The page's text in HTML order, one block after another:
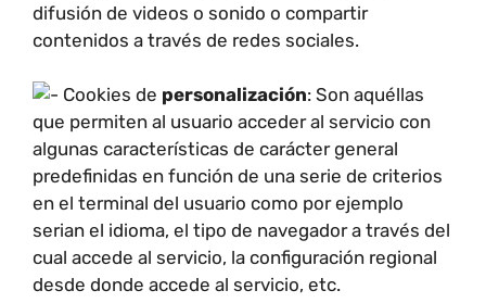
difusión de videos o sonido o compartir
contenidos a través de redes sociales.
Cookies de personalización: Son aquéllas
que permiten al usuario acceder al servicio con
algunas características de carácter general
predefinidas en función de una serie de criterios
en el terminal del usuario como por ejemplo
serian el idioma, el tipo de navegador a través del
cual accede al servicio, la configuración regional
desde donde accede al servicio, etc.